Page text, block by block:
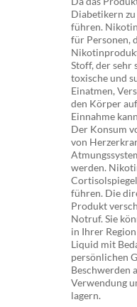
Diabetikern
führen.
für Personen,
Stoff, der sehr
toxische und
Einatmen,
den Körper
Einnahme
Der Konsum
von
werden.
führen. Die
Produkt
Notruf. Sie
in Ihrer
Liquid mit
persönlichen
Beschwerden
Verwendung
lagern.